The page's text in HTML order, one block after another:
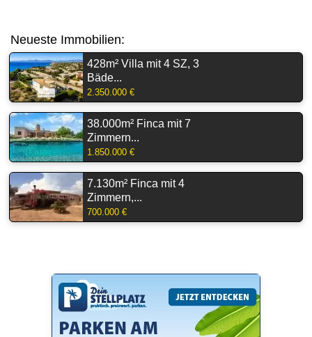
Neueste Immobilien:
428m² Villa mit 4 SZ, 3
Bäde...
2.350.000 €
38.000m² Finca mit 7
Zimmern...
1.850.000 €
7.130m² Finca mit 4
Zimmern,...
700.000 €